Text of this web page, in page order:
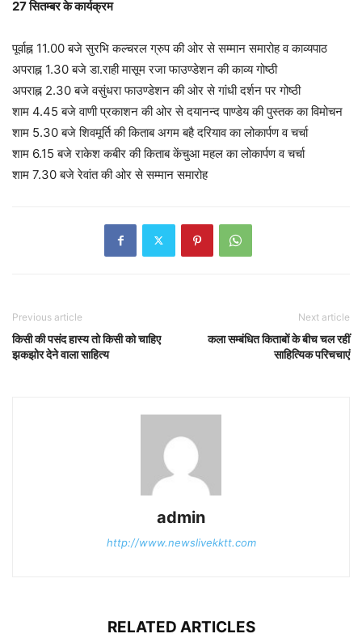
27 सितम्बर के कार्यक्रम
पूर्वाह्न 11.00 बजे सुरभि कल्चरल ग्रुप की ओर से सम्मान समारोह व काव्यपाठ
अपराह्न 1.30 बजे डा.राही मासूम रजा फाउण्डेशन की काव्य गोष्ठी
अपराह्न 2.30 बजे वसुंधरा फाउण्डेशन की ओर से गांधी दर्शन पर गोष्ठी
शाम 4.45 बजे वाणी प्रकाशन की ओर से दयानन्द पाण्डेय की पुस्तक का विमोचन
शाम 5.30 बजे शिवमूर्ति की किताब अगम बहै दरियाव का लोकार्पण व चर्चा
शाम 6.15 बजे राकेश कबीर की किताब केंचुआ महल का लोकार्पण व चर्चा
शाम 7.30 बजे रेवांत की ओर से सम्मान समारोह
Previous article
किसी की पसंद हास्य तो किसी को चाहिए
झकझोर देने वाला साहित्य
Next article
कला सम्बंधित किताबों के बीच चल रहीं
साहित्यिक परिचचाएं
admin
http://www.newslivekktt.com
RELATED ARTICLES